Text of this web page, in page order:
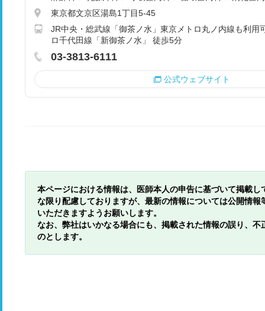
東京都文京区湯島1丁目5-45
JR中央・総武線「御茶ノ水」東京メトロ丸ノ内線も利用
ロ千代田線「新御茶ノ水」 徒歩5分
03-3813-6111
公式ウェブサイト
本ページにおける情報は、医師本人の申告に基づいて掲載
な限り配慮しておりますが、最新の情報については公開情
いただきますようお願いします。
なお、弊社はいかなる場合にも、掲載された情報の誤り、
のとします。